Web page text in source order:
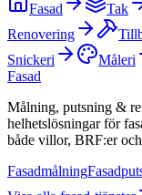
Fasad Tak
Renovering
Snickeri
Måleri
Fasad
Målning, putsning &
helhetslösningar för
både villor, BRF:er
Fasadmålning